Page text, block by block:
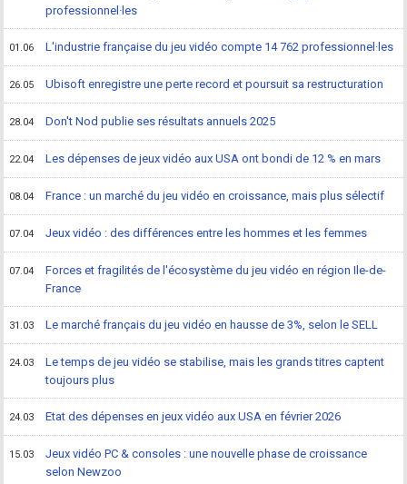
professionnel·les
01.06 L'industrie française du jeu vidéo compte 14 762 professionnel·les
26.05 Ubisoft enregistre une perte record et poursuit sa restructuration
28.04 Don't Nod publie ses résultats annuels 2025
22.04 Les dépenses de jeux vidéo aux USA ont bondi de 12 % en mars
08.04 France : un marché du jeu vidéo en croissance, mais plus sélectif
07.04 Jeux vidéo : des différences entre les hommes et les femmes
07.04
Forces et fragilités de l'écosystème du jeu vidéo en région Ile-de-
France
31.03 Le marché français du jeu vidéo en hausse de 3%, selon le SELL
24.03
Le temps de jeu vidéo se stabilise, mais les grands titres captent
toujours plus
24.03 Etat des dépenses en jeux vidéo aux USA en février 2026
15.03
Jeux vidéo PC & consoles : une nouvelle phase de croissance
selon Newzoo